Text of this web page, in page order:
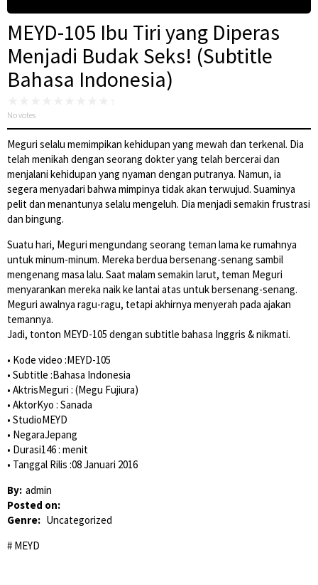
MEYD-105 Ibu Tiri yang Diperas
Menjadi Budak Seks! (Subtitle
Bahasa Indonesia)
No votes
Meguri selalu memimpikan kehidupan yang mewah dan terkenal. Dia
telah menikah dengan seorang dokter yang telah bercerai dan
menjalani kehidupan yang nyaman dengan putranya. Namun, ia
segera menyadari bahwa mimpinya tidak akan terwujud. Suaminya
pelit dan menantunya selalu mengeluh. Dia menjadi semakin frustrasi
dan bingung.
Suatu hari, Meguri mengundang seorang teman lama ke rumahnya
untuk minum-minum. Mereka berdua bersenang-senang sambil
mengenang masa lalu. Saat malam semakin larut, teman Meguri
menyarankan mereka naik ke lantai atas untuk bersenang-senang.
Meguri awalnya ragu-ragu, tetapi akhirnya menyerah pada ajakan
temannya.
Jadi, tonton MEYD-105 dengan subtitle bahasa Inggris & nikmati.
• Kode video :MEYD-105
• Subtitle :Bahasa Indonesia
• AktrisMeguri : (Megu Fujiura)
• AktorKyo : Sanada
• StudioMEYD
• NegaraJepang
• Durasi146 : menit
• Tanggal Rilis :08 Januari 2016
By: admin
Posted on:
Genre: Uncategorized
MEYD